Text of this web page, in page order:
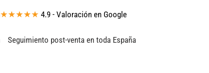
★★★★★ 4.9 - Valoración en Google
Seguimiento post-venta en toda España